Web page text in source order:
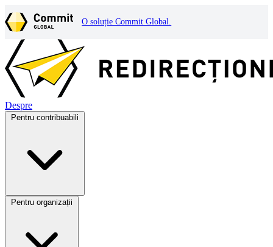
O soluție Commit Global.
Despre
Pentru contribuabili
Pentru organizații